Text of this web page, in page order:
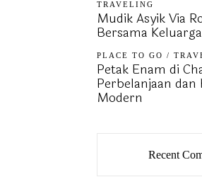
TRAVELING
Mudik Asyik Via
Bersama
PLACE TO GO /
Petak Enam di
Perbelanjaan dan
Modern
Recent